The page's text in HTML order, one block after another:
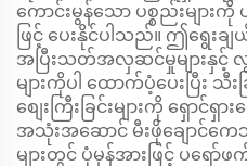
ကောင်းမွန်သော ပစ္စည်းများကို
ဖြင့် ပေးနိုင်ပါသည်။ ဤရွေးခ
အပြီးသတ်အလှဆင်မှုများနှ
များကိုပါ ထောက်ပံ့ပေးပြီး သီ
စျေးကြီးခြင်းများကို ရှောင်ရှ
အသုံးအဆောင် မီးဖိုချောင်ကေ
များတွင် ပုံမှန်အားဖြင့် ပရ